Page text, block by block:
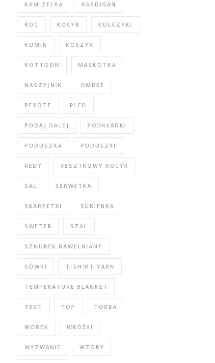
KAMIZELKA KARDIGAN
KOC KOCYK KOLCZYKI
KOMIN KOSZYK
KOTTOON MASKOTKA
NASZYJNIK OMBRE
PEYOTE PLED
PODAJ DALEJ PODKŁADKI
PODUSZKA PODUSZKI
REDY RESZTKOWY KOCYK
SAL SERWETKA
SKARPETKI SUKIENKA
SWETER SZAL
SZNUREK BAWEŁNIANY
SÓWKI T-SHIRT YARN
TEMPERATURE BLANKET
TEST TOP TORBA
WOREK WRÓŻKI
WYZWANIE WZORY